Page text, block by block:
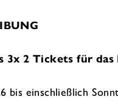
3x 2 Tickets für
bis einschließlich